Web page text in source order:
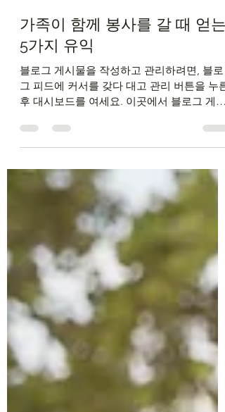
2022년 7월 4일
1분 분량
가족이 함께 봉사를 갈 때 얻는
5가지 유익
블로그 게시물을 작성하고 관리하려면, 블로
후 대시보드를 여세요. 이곳에서 블로그 게시
물을 작성, 수정 및 삭제할 수 있으며 카테고
집 버튼을 누르면 게시물의...